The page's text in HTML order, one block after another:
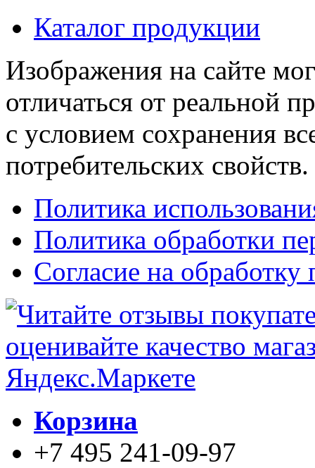
Каталог продукции
Изображения на сайте
отличаться от реальной
с условием сохранения
потребительских свойств.
Политика
Политика обработки
Согласие на
Корзина
+7 495 241-09-97